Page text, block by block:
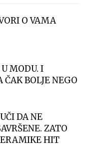
O VAMA
MODU. I
BOLJE NEGO
DA NE
ZATO
HIT